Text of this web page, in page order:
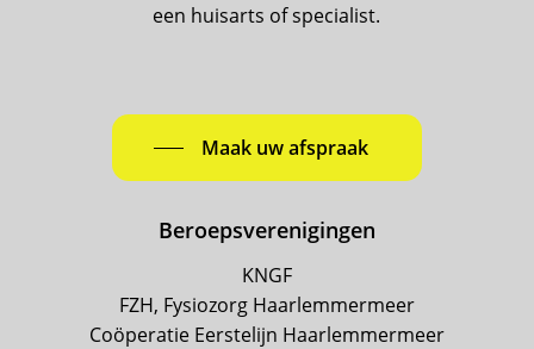
een huisarts of specialist.
Maak uw afspraak
Beroepsverenigingen
KNGF
FZH, Fysiozorg Haarlemmermeer
Coöperatie Eerstelijn Haarlemmermeer